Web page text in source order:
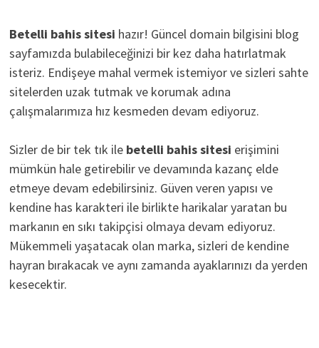
Betelli bahis sitesi hazır! Güncel domain bilgisini blog
sayfamızda bulabileceğinizi bir kez daha hatırlatmak
isteriz. Endişeye mahal vermek istemiyor ve sizleri sahte
sitelerden uzak tutmak ve korumak adına
çalışmalarımıza hız kesmeden devam ediyoruz.
Sizler de bir tek tık ile betelli bahis sitesi erişimini
mümkün hale getirebilir ve devamında kazanç elde
etmeye devam edebilirsiniz. Güven veren yapısı ve
kendine has karakteri ile birlikte harikalar yaratan bu
markanın en sıkı takipçisi olmaya devam ediyoruz.
Mükemmeli yaşatacak olan marka, sizleri de kendine
hayran bırakacak ve aynı zamanda ayaklarınızı da yerden
kesecektir.